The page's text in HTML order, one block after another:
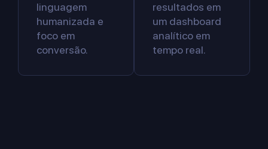
linguagem
humanizada e
foco em
conversão.
resultados em
um dashboard
analítico em
tempo real.